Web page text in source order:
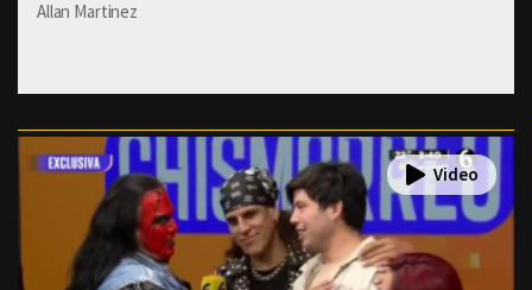
Allan Martinez